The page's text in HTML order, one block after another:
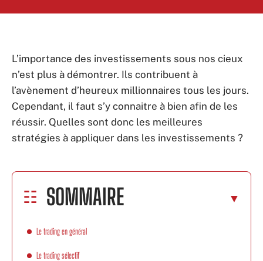
L’importance des investissements sous nos cieux
n’est plus à démontrer. Ils contribuent à
l’avènement d’heureux millionnaires tous les jours.
Cependant, il faut s’y connaitre à bien afin de les
réussir. Quelles sont donc les meilleures
stratégies à appliquer dans les investissements ?
SOMMAIRE
Le trading en général
Le trading sélectif